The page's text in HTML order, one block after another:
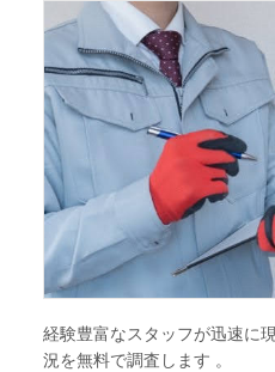
経験豊富なスタッフが迅速に
況を無料で調査します 。